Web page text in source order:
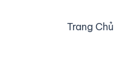
Trang Chủ